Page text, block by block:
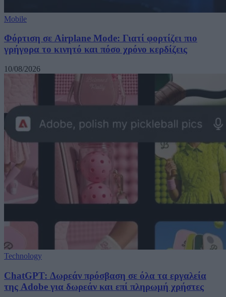
Mobile
Φόρτιση σε Airplane Mode: Γιατί φορτίζει πιο
γρήγορα το κινητό και πόσο χρόνο κερδίζεις
10/08/2026
Technology
ChatGPT: Δωρεάν πρόσβαση σε όλα τα εργαλεία
της Adobe για δωρεάν και επί πληρωμή χρήστες